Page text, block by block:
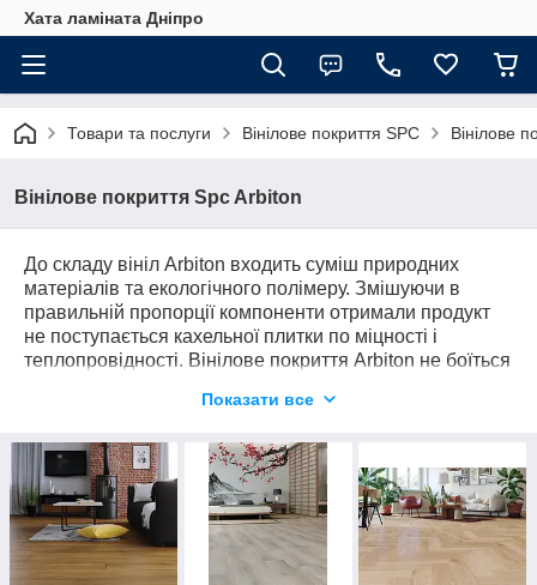
Хата ламіната Дніпро
Товари та послуги Вінілове покриття SPC Вінілове
Вінілове покриття Spc Arbiton
До складу вініл Arbiton входить суміш природних
матеріалів та екологічного полімеру. Змішуючи в
правильній пропорції компоненти отримали продукт
не поступається кахельної плитки по міцності і
теплопровідності. Вінілове покриття Arbiton не боїться
не страшні. Вінілові підлоги на основі SPC можна
розривів.
Показати все